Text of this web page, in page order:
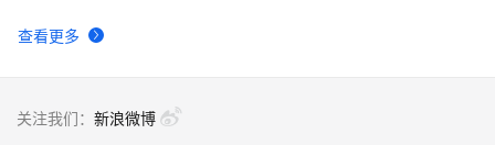
查看更多
关注我们： 新浪微博